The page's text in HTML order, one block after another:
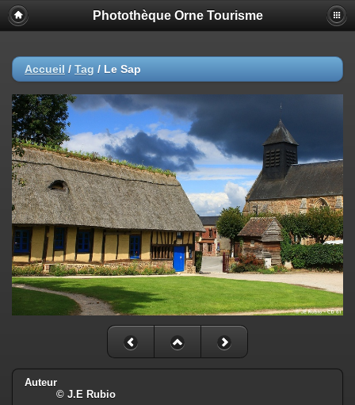
Photothèque Orne Tourisme
Accueil / Tag / Le Sap
Auteur
© J.E Rubio